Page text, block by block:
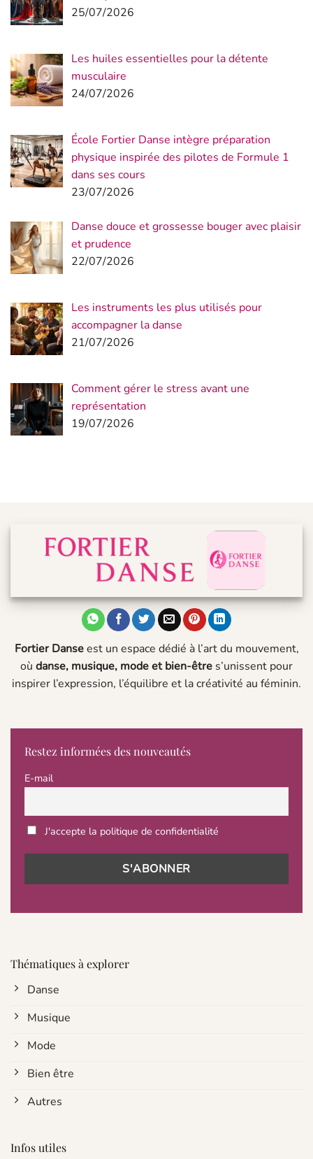
25/07/2026
Les huiles essentielles pour la détente
musculaire
24/07/2026
École Fortier Danse intègre préparation
physique inspirée des pilotes de Formule 1
dans ses cours
23/07/2026
Danse douce et grossesse bouger avec plaisir
et prudence
22/07/2026
Les instruments les plus utilisés pour
accompagner la danse
21/07/2026
Comment gérer le stress avant une
représentation
19/07/2026
Fortier Danseest un espace dédié à l’art du mouvement,
où danse, musique, mode et bien-être s’unissent pour
inspirer l’expression, l’équilibre et la créativité au féminin.
Restez informées des nouveautés
E-mail
J'accepte la politique de confidentialité
Thématiques à explorer
Danse
Musique
Mode
Bien être
Autres
Infos utiles